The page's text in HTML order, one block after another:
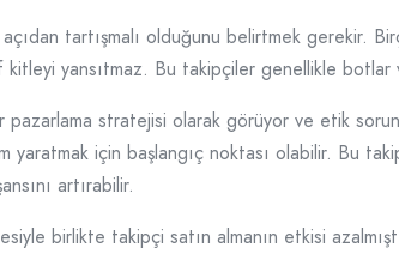
tartışmalı olduğunu belirtmek gerekir.
yansıtmaz. Bu takipçiler genellikle
pazarlama stratejisi olarak görüyor ve etik
için başlangıç noktası olabilir. Bu
artırabilir.
birlikte takipçi satın almanın etkisi